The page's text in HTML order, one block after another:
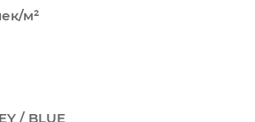
м²
/ BLUE